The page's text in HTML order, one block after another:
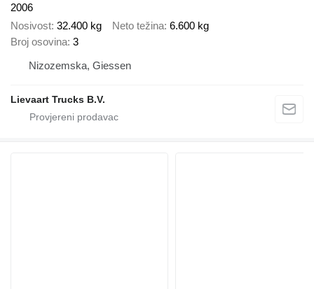
2006
Nosivost 32.400 kg Neto težina 6.600 kg
Broj osovina 3
Nizozemska, Giessen
Lievaart Trucks B.V.